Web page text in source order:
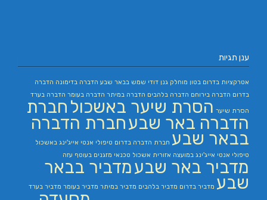
ענן תגיות
אטרקציות בדרום בטון מוחלק גנן דודי שמש בבאר שבע הדברה בדימונה הדברה
בדרום הדברה בירוחם הדברה בלהבים הדברה במיתר הדברה בעומר הדברה בערד
הסרת שיער הסרת שיער באשכול חברת
הדברה באר שבעחברת הדברה
בבאר שבע חברת הדברה בדרום טיפולי אנטי אייג'ינג באשכול
טיפולי אנטי אייג'ינג במועצה אזורית אשכול טכנאי מזגנים בעוטף עזה
מדביר באר שבעמדביר בבאר
שבע מדביר בדרום מדביר בלהבים מדביר במיתר מדביר בעומר מדביר בערד